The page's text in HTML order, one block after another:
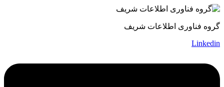
گروه فناوری اطلاعات شریف
Linkedin